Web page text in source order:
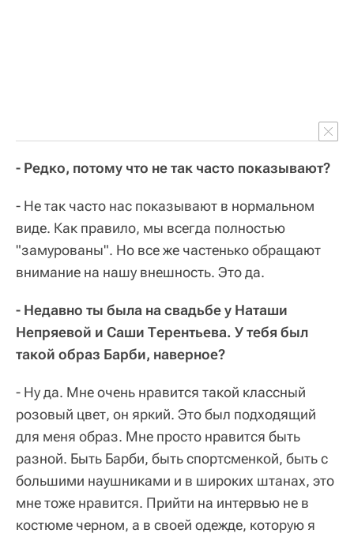
- Редко, потому что не так часто показывают?
- Не так часто нас показывают в нормальном
виде. Как правило, мы всегда полностью
"замурованы". Но все же частенько обращают
внимание на нашу внешность. Это да.
- Недавно ты была на свадьбе у Наташи
Непряевой и Саши Терентьева. У тебя был
такой образ Барби, наверное?
- Ну да. Мне очень нравится такой классный
розовый цвет, он яркий. Это был подходящий
для меня образ. Мне просто нравится быть
разной. Быть Барби, быть спортсменкой, быть с
большими наушниками и в широких штанах, это
мне тоже нравится. Прийти на интервью не в
костюме черном, а в своей одежде, которую я